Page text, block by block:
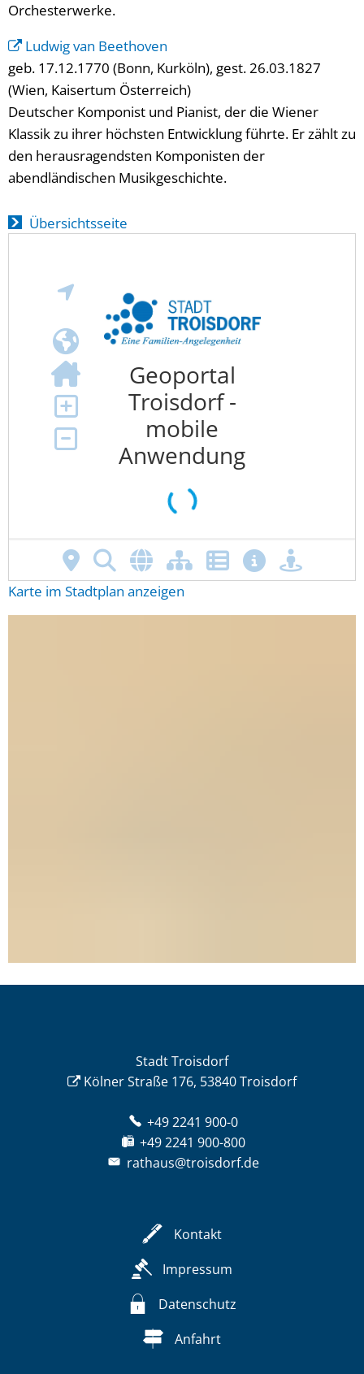
Orchesterwerke.
Ludwig van Beethoven
geb. 17.12.1770 (Bonn, Kurköln), gest. 26.03.1827
(Wien, Kaisertum Österreich)
Deutscher Komponist und Pianist, der die Wiener
Klassik zu ihrer höchsten Entwicklung führte. Er zählt zu
den herausragendsten Komponisten der
abendländischen Musikgeschichte.
Übersichtsseite
Karte im Stadtplan anzeigen
Stadt Troisdorf
Kölner Straße 176, 53840 Troisdorf
+49 2241 900-0
+49 2241 900-800
rathaus@troisdorf.de
Kontakt
Impressum
Datenschutz
Anfahrt